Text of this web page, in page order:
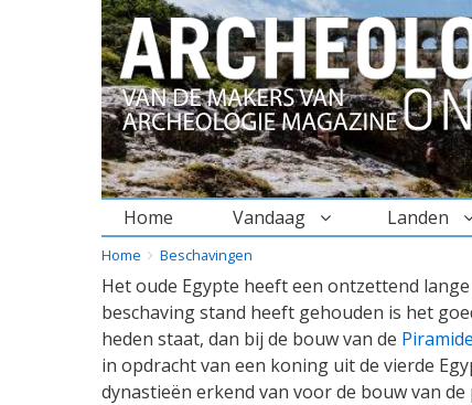
Home Vandaag Landen
BREADCRUMBS
YOU
ARE
HERE:
Home Beschavingen
Het oude Egypte heeft een ontzettend
beschaving stand heeft gehouden is het
heden staat, dan bij de bouw van de
in opdracht van een koning uit de vierde
dynastieën erkend van voor de bouw van de